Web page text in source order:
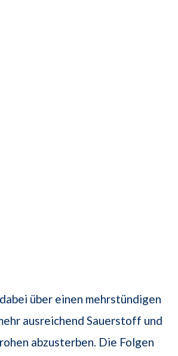
über einen mehrstündigen
ausreichend Sauerstoff und
abzusterben. Die Folgen